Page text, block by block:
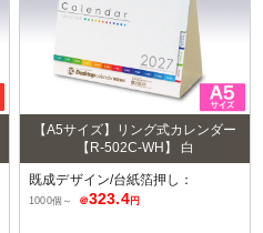
【A5サイズ】リング式カレンダー
【R-502C-WH】 白
既成デザイン/台紙箔押し：
1000個～ ＠323.4円